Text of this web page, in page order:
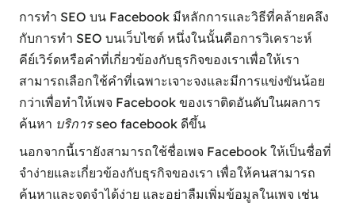
การทำ SEO บน Facebook มีหลักการและวิธีที่คล้ายคลึง
กับการทำ SEO บนเว็บไซต์ หนึ่งในนั้นคือการวิเคราะห์
คีย์เวิร์ดหรือคำที่เกี่ยวข้องกับธุรกิจของเราเพื่อให้เรา
สามารถเลือกใช้คำที่เฉพาะเจาะจงและมีการแข่งขันน้อย
กว่าเพื่อทำให้เพจ Facebook ของเราติดอันดับในผลการ
ค้นหา บริการ seo facebook ดีขึ้น
นอกจากนี้เรายังสามารถใช้ชื่อเพจ Facebook ให้เป็นชื่อที่
จำง่ายและเกี่ยวข้องกับธุรกิจของเรา เพื่อให้คนสามารถ
ค้นหาและจดจำได้ง่าย และอย่าลืมเพิ่มข้อมูลในเพจ เช่น